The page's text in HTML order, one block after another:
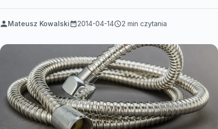
Mateusz Kowalski 2014-04-14 2 min czytania